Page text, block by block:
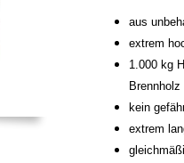
aus
extrem
1.000 kg
Brennholz
kein
extrem